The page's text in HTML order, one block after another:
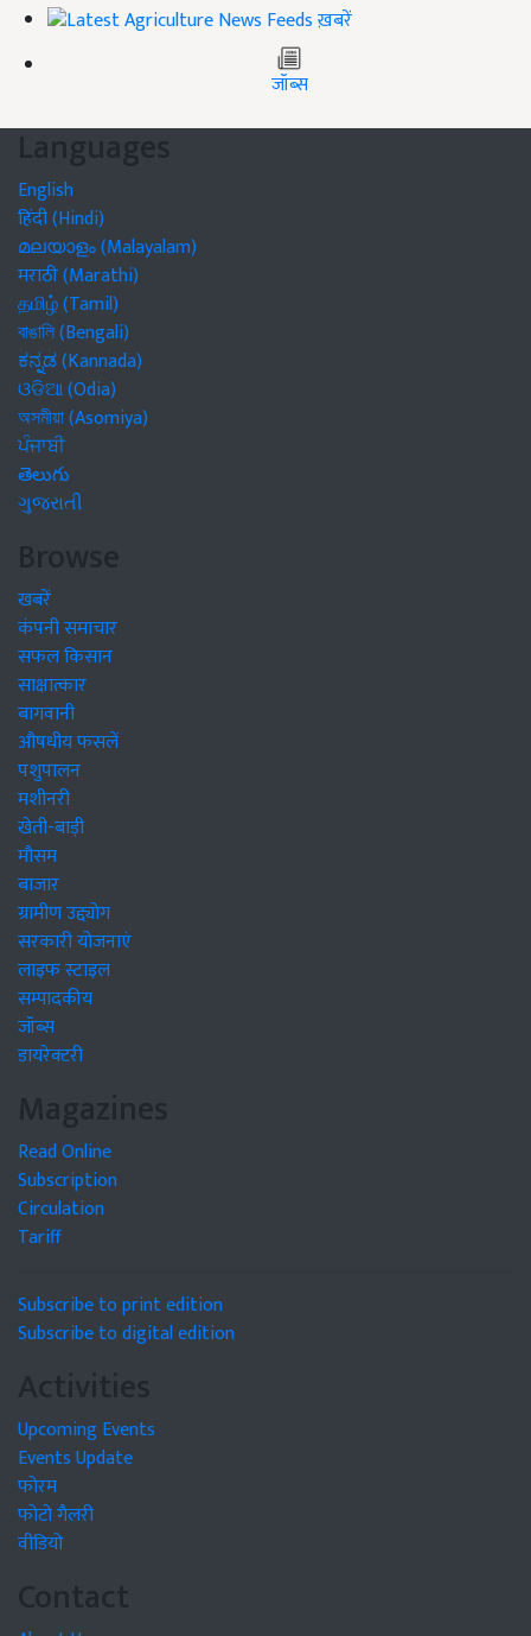
ख़बरें
जॉब्स
Languages
English
हिंदी (Hindi)
മലയാളം (Malayalam)
मराठी (Marathi)
தமிழ் (Tamil)
বাঙালি (Bengali)
ಕನ್ನಡ (Kannada)
ଓଡିଆ (Odia)
অসমীয়া (Asomiya)
ਪੰਜਾਬੀ
తెలుగు
ગુજરાતી
Browse
खबरें
कंपनी समाचार
सफल किसान
साक्षात्कार
बागवानी
औषधीय फसलें
पशुपालन
मशीनरी
खेती-बाड़ी
मौसम
बाजार
ग्रामीण उद्द्योग
सरकारी योजनाएं
लाइफ स्टाइल
सम्पादकीय
जॉब्स
डायरेक्टरी
Magazines
Read Online
Subscription
Circulation
Tariff
Subscribe to print edition
Subscribe to digital edition
Activities
Upcoming Events
Events Update
फोरम
फोटो गैलरी
वीडियो
Contact